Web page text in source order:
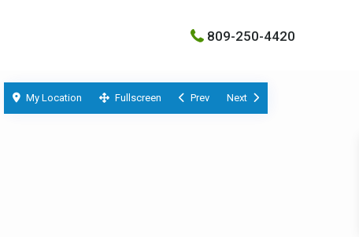
809-250-4420
My Location Fullscreen Prev Next